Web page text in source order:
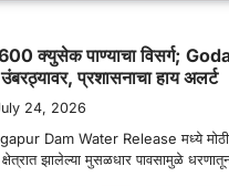
क्युसेक पाण्याचा विसर्ग;
उंबरठ्यावर, प्रशासनाचा हाय अलर्ट
24, 2026
Dam Water Release मध्ये
क्षेत्रात झालेल्या मुसळधार पावसामुळे